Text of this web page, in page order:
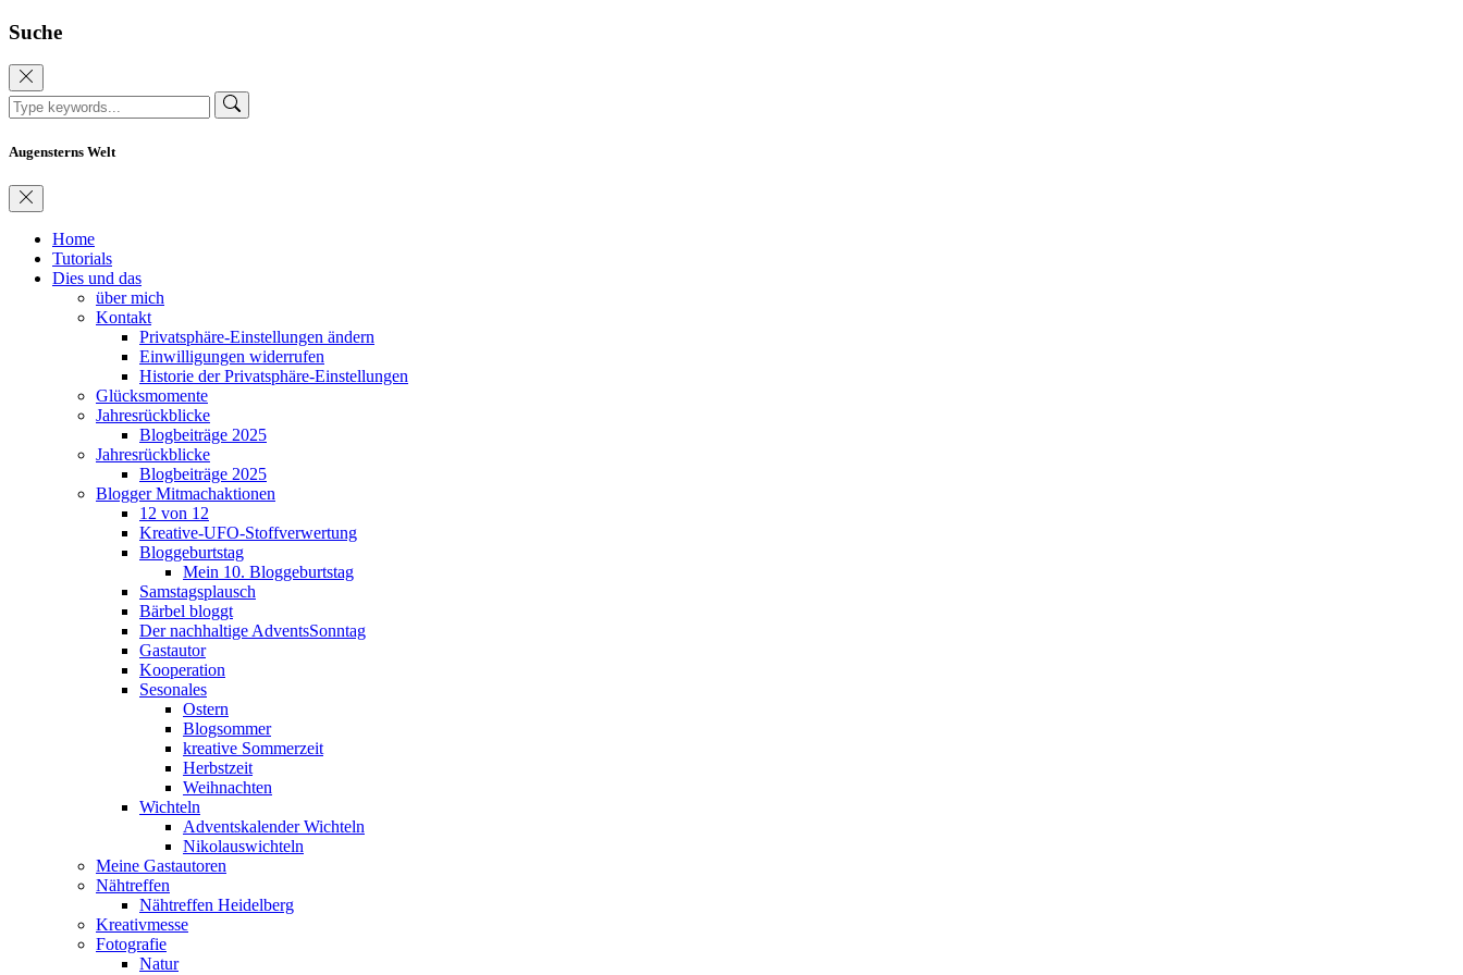
Suche
Augensterns Welt
Home
Tutorials
Dies und das
über mich
Kontakt
Privatsphäre-Einstellungen ändern
Einwilligungen widerrufen
Historie der Privatsphäre-Einstellungen
Glücksmomente
Jahresrückblicke
Blogbeiträge 2025
Jahresrückblicke
Blogbeiträge 2025
Blogger Mitmachaktionen
12 von 12
Kreative-UFO-Stoffverwertung
Bloggeburtstag
Mein 10. Bloggeburtstag
Samstagsplausch
Bärbel bloggt
Der nachhaltige AdventsSonntag
Gastautor
Kooperation
Sesonales
Ostern
Blogsommer
kreative Sommerzeit
Herbstzeit
Weihnachten
Wichteln
Adventskalender Wichteln
Nikolauswichteln
Meine Gastautoren
Nähtreffen
Nähtreffen Heidelberg
Kreativmesse
Fotografie
Natur